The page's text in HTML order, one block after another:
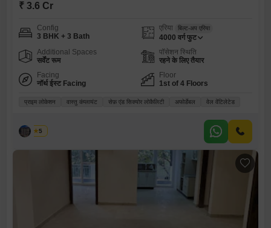
₹ 3.6 Cr
Config
3 BHK + 3 Bath
एरिया बिल्ट-अप एरिया
4000 वर्ग फुट
Additional Spaces
सर्वेंट रूम
पॉसेशन स्थिति
रहने के लिए तैयार
Facing
नॉर्थ ईस्ट Facing
Floor
1st of 4 Floors
प्राइम लोकेशन वास्तु कंप्लायंट सेफ़ एंड सिक्योर लोकैलिटी अफोर्डेबल वेल वेंटिलेटेड
पलक
5